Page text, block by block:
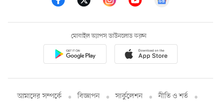
মোবাইল অ্যাপস ডাউনলোড করুন
আমাদের সম্পর্কে বিজ্ঞাপন সার্কুলেশন নীতি ও শর্ত